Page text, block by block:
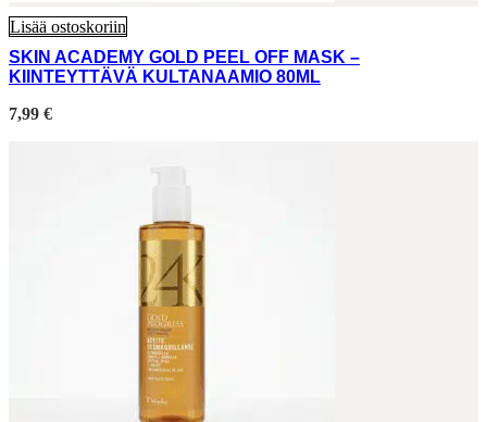
Lisää ostoskoriin
SKIN ACADEMY GOLD PEEL OFF MASK –
KIINTEYTTÄVÄ KULTANAAMIO 80ML
7,99 €